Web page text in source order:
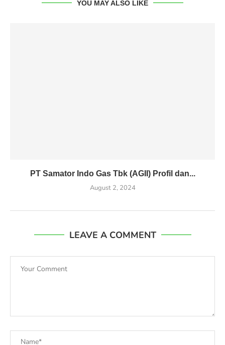
YOU MAY ALSO LIKE
PT Samator Indo Gas Tbk (AGII) Profil dan...
August 2, 2024
LEAVE A COMMENT